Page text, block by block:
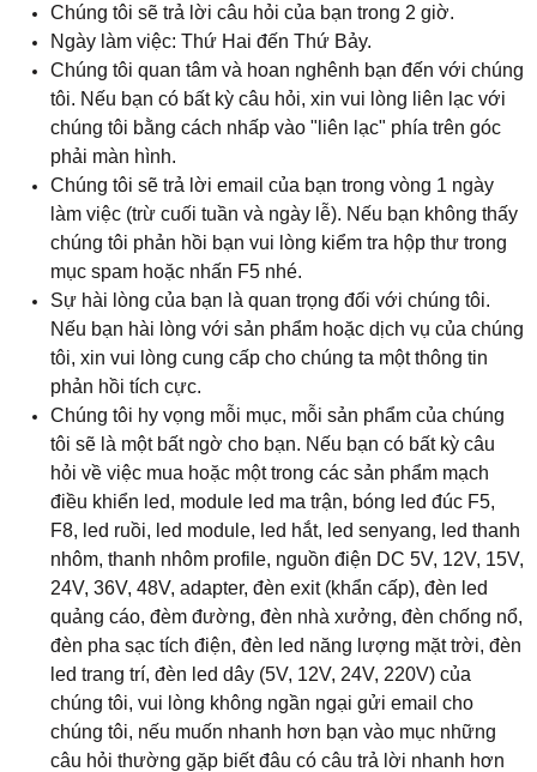
Chúng tôi sẽ trả lời câu hỏi của bạn trong 2 giờ.
Ngày làm việc: Thứ Hai đến Thứ Bảy.
Chúng tôi quan tâm và hoan nghênh bạn đến với chúng
tôi. Nếu bạn có bất kỳ câu hỏi, xin vui lòng liên lạc với
chúng tôi bằng cách nhấp vào "liên lạc" phía trên góc
phải màn hình.
Chúng tôi sẽ trả lời email của bạn trong vòng 1 ngày
làm việc (trừ cuối tuần và ngày lễ). Nếu bạn không thấy
chúng tôi phản hồi bạn vui lòng kiểm tra hộp thư trong
mục spam hoặc nhấn F5 nhé.
Sự hài lòng của bạn là quan trọng đối với chúng tôi.
Nếu bạn hài lòng với sản phẩm hoặc dịch vụ của chúng
tôi, xin vui lòng cung cấp cho chúng ta một thông tin
phản hồi tích cực.
Chúng tôi hy vọng mỗi mục, mỗi sản phẩm của chúng
tôi sẽ là một bất ngờ cho bạn. Nếu bạn có bất kỳ câu
hỏi về việc mua hoặc một trong các sản phẩm mạch
điều khiển led, module led ma trận, bóng led đúc F5,
F8, led ruồi, led module, led hắt, led senyang, led thanh
nhôm, thanh nhôm profile, nguồn điện DC 5V, 12V, 15V,
24V, 36V, 48V, adapter, đèn exit (khẩn cấp), đèn led
quảng cáo, đèm đường, đèn nhà xưởng, đèn chống nổ,
đèn pha sạc tích điện, đèn led năng lượng mặt trời, đèn
led trang trí, đèn led dây (5V, 12V, 24V, 220V) của
chúng tôi, vui lòng không ngần ngại gửi email cho
chúng tôi, nếu muốn nhanh hơn bạn vào mục những
câu hỏi thường gặp biết đâu có câu trả lời nhanh hơn